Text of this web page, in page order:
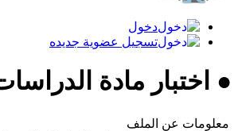
دخول
تسجيل عضوية جديده
● اختبار مادة
معلومات عن الملف